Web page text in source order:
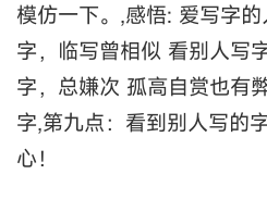
模仿一下。,感悟: 爱写字
字，临写曾相似 看别人写
字，总嫌次 孤高自赏也有
字,第九点：看到别人写的
心！